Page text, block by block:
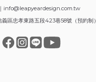
info@leapyeardesign.com.tw
區忠孝東路五段423巷58號（預約制）